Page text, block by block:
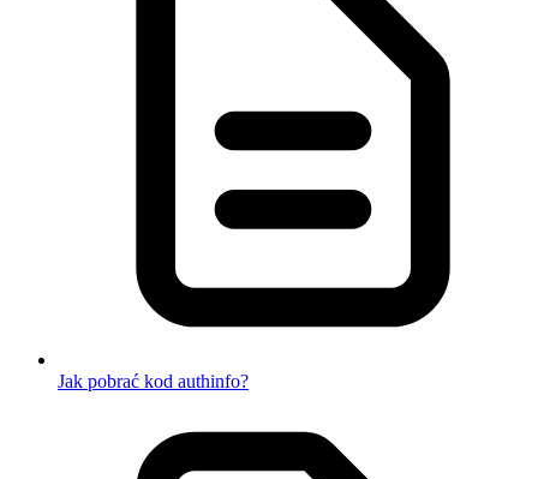
Jak pobrać kod authinfo?